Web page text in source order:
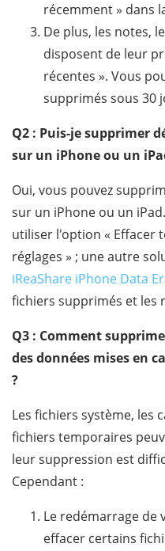
récemment » dans
De plus, les notes,
disposent de leur
récentes ». Vous
supprimés sous 30
Q2 : Puis-je supprimer
sur un iPhone ou un
Oui, vous pouvez
sur un iPhone ou un
utiliser l'option « Effacer
réglages » ; une autre
iReaShare iPhone Data
fichiers supprimés et les
Q3 : Comment
des données mises en
?
Les fichiers système, les
fichiers temporaires
leur suppression est
Cependant :
Le redémarrage de
effacer certains